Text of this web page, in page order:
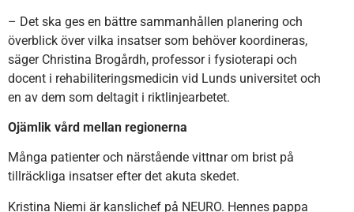
– Det ska ges en bättre sammanhållen planering och
överblick över vilka insatser som behöver koordineras,
säger Christina Brogårdh, professor i fysioterapi och
docent i rehabiliteringsmedicin vid Lunds universitet och
en av dem som deltagit i riktlinjearbetet.
Ojämlik vård mellan regionerna
Många patienter och närstående vittnar om brist på
tillräckliga insatser efter det akuta skedet.
Kristina Niemi är kanslichef på NEURO. Hennes pappa